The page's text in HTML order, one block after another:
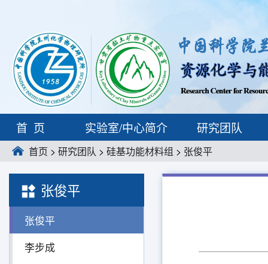
首页 实验室/中心简介 研究团队
首页 > 研究团队 > 硅基功能材料组 > 张俊平
张俊平
张俊平
李步成